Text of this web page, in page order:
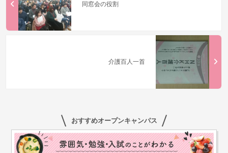
同窓会の役割
介護百人一首
おすすめオープンキャンパス